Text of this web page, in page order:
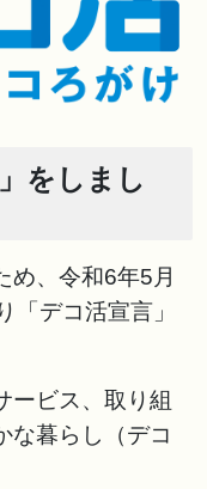
をしまし
、令和6年5月
「デコ活宣言」
ビス、取り組
な暮らし（デコ